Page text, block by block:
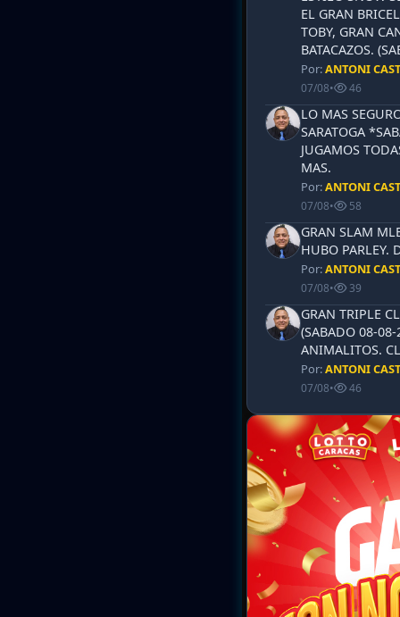
EL GRAN
TOBY, GRAN
BATACAZOS.
Por:ANTONI
07/08• 46
LO MAS
SARATOGA
JUGAMOS
MAS.
Por:ANTONI
07/08• 58
GRAN SLAM
HUBO PARLEY.
Por:ANTONI
07/08• 39
GRAN TRIPLE
(SABADO 08-
ANIMALITOS.
Por:ANTONI
07/08• 46